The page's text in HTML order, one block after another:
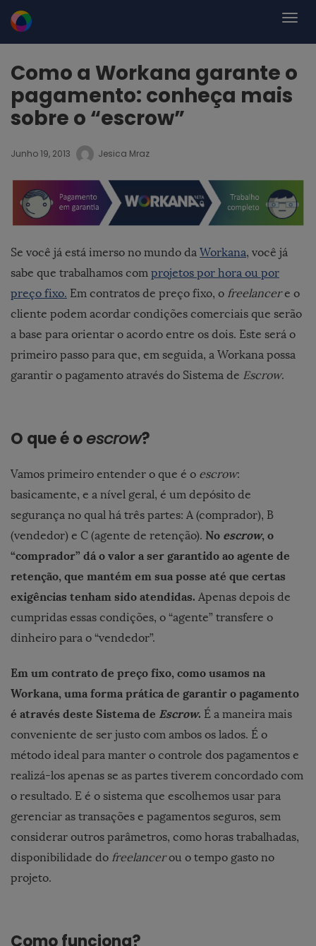
Como a Workana garante o
pagamento: conheça mais
sobre o “escrow”
Junho 19, 2013 Jesica Mraz
Se você já está imerso no mundo da Workana, você já
sabe que trabalhamos com projetos por hora ou por
preço fixo. Em contratos de preço fixo, o freelancere o
cliente podem acordar condições comerciais que serão
a base para orientar o acordo entre os dois. Este será o
primeiro passo para que, em seguida, a Workana possa
garantir o pagamento através do Sistema de Escrow.
O que é oescrow?
Vamos primeiro entender o que é o escrow:
basicamente, e a nível geral, é um depósito de
segurança no qual há três partes: A (comprador), B
(vendedor) e C (agente de retenção). No escrow, o
“comprador” dá o valor a ser garantido ao agente de
retenção, que mantém em sua posse até que certas
exigências tenham sido atendidas. Apenas depois de
cumpridas essas condições, o “agente” transfere o
dinheiro para o “vendedor”.
Em um contrato de preço fixo, como usamos na
Workana, uma forma prática de garantir o pagamento
é através deste Sistema de Escrow. É a maneira mais
conveniente de ser justo com ambos os lados. É o
método ideal para manter o controle dos pagamentos e
realizá-los apenas se as partes tiverem concordado com
o resultado. E é o sistema que escolhemos usar para
gerenciar as transações e pagamentos seguros, sem
considerar outros parâmetros, como horas trabalhadas,
disponibilidade do freelancerou o tempo gasto no
projeto.
Como funciona?